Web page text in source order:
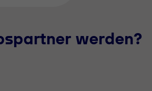
werden?